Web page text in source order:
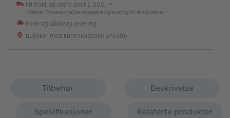
Fri frakt på ordre over 2 000,-*
*Gjelder Klimanøytral Servicepakke og levering til våre butikker
Rask og pålitelig levering
Butikker med kunnskapsrike ansatte
Tilbehør
Beskrivelse
Spesifikasjoner
Relaterte produkter